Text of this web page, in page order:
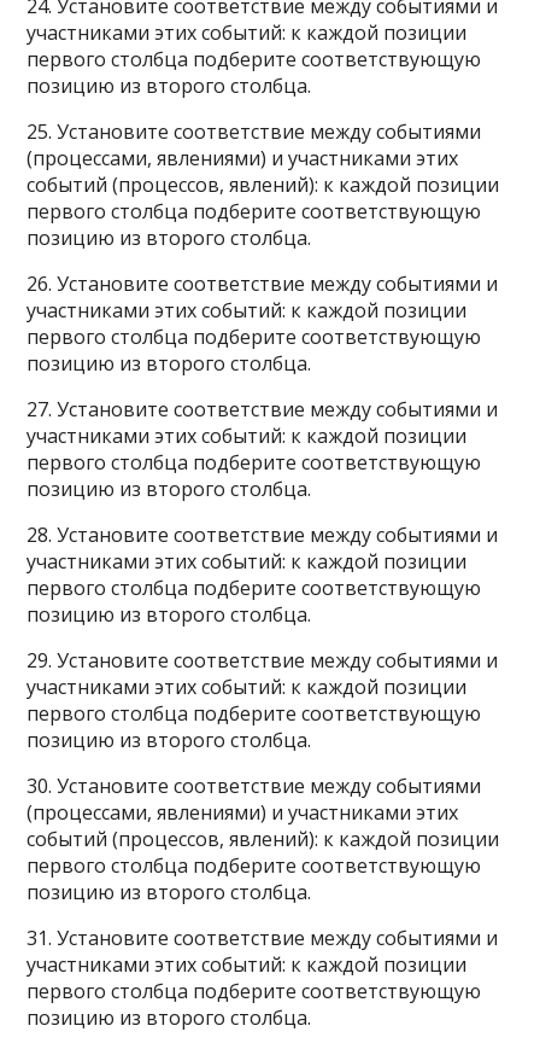
24. Установите соответствие между событиями и
участниками этих событий: к каждой позиции
первого столбца подберите соответствующую
позицию из второго столбца.
25. Установите соответствие между событиями
(процессами, явлениями) и участниками этих
событий (процессов, явлений): к каждой позиции
первого столбца подберите соответствующую
позицию из второго столбца.
26. Установите соответствие между событиями и
участниками этих событий: к каждой позиции
первого столбца подберите соответствующую
позицию из второго столбца.
27. Установите соответствие между событиями и
участниками этих событий: к каждой позиции
первого столбца подберите соответствующую
позицию из второго столбца.
28. Установите соответствие между событиями и
участниками этих событий: к каждой позиции
первого столбца подберите соответствующую
позицию из второго столбца.
29. Установите соответствие между событиями и
участниками этих событий: к каждой позиции
первого столбца подберите соответствующую
позицию из второго столбца.
30. Установите соответствие между событиями
(процессами, явлениями) и участниками этих
событий (процессов, явлений): к каждой позиции
первого столбца подберите соответствующую
позицию из второго столбца.
31. Установите соответствие между событиями и
участниками этих событий: к каждой позиции
первого столбца подберите соответствующую
позицию из второго столбца.